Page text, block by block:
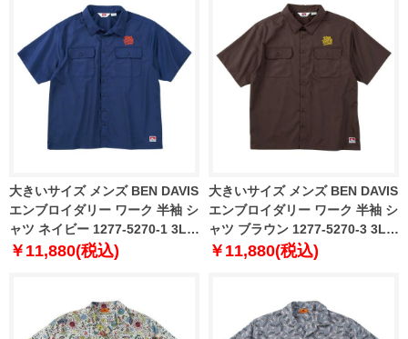
大きいサイズ メンズ BEN DAVIS
エンブロイダリー ワーク 半袖 シ
ャツ ネイビー 1277-5270-1 3L
4L 5L 6L
￥11,880(税込)
大きいサイズ メンズ BEN DAVIS
エンブロイダリー ワーク 半袖 シ
ャツ ブラウン 1277-5270-3 3L
4L 5L 6L
￥11,880(税込)